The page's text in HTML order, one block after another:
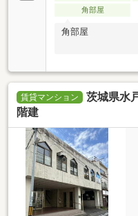
角部屋
角部屋
賃貸マンション
茨城県水
階建